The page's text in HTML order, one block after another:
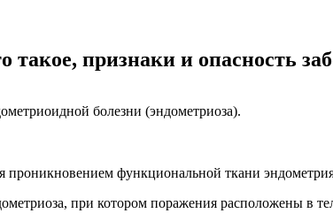
признаки и опасность
болезни (эндометриоза).
проникновением функциональной ткани
при котором поражения расположены в